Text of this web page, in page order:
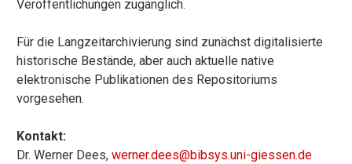
Veröffentlichungen zugänglich.
Für die Langzeitarchivierung sind zunächst digitalisierte
historische Bestände, aber auch aktuelle native
elektronische Publikationen des Repositoriums
vorgesehen.
Kontakt:
Dr. Werner Dees, werner.dees@bibsys.uni-giessen.de